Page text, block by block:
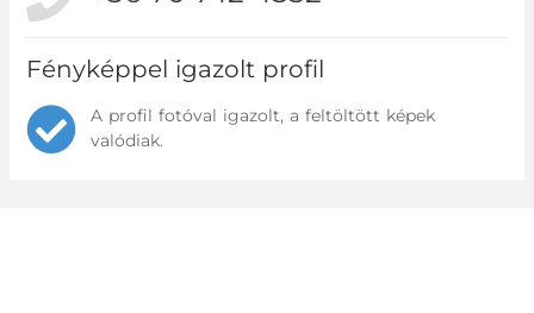
Fényképpel igazolt profil
A profil fotóval igazolt, a feltöltött képek
valódiak.